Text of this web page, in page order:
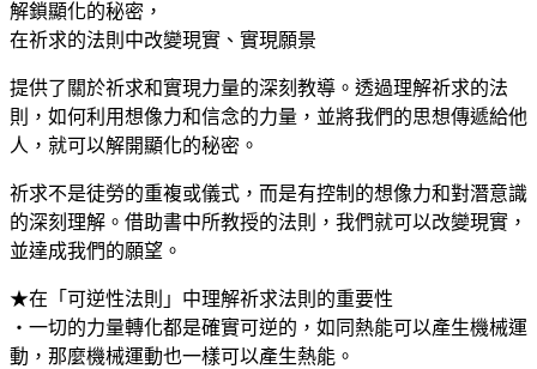
解鎖顯化的秘密，
在祈求的法則中改變現實、實現願景
提供了關於祈求和實現力量的深刻教導。透過理解祈求的法
則，如何利用想像力和信念的力量，並將我們的思想傳遞給他
人，就可以解開顯化的秘密。
祈求不是徒勞的重複或儀式，而是有控制的想像力和對潛意識
的深刻理解。借助書中所教授的法則，我們就可以改變現實，
並達成我們的願望。
★在「可逆性法則」中理解祈求法則的重要性
‧一切的力量轉化都是確實可逆的，如同熱能可以產生機械運
動，那麼機械運動也一樣可以產生熱能。